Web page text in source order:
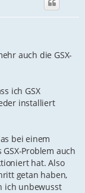
auch die GSX-
ich GSX
installiert
bei einem
Problem auch
hat. Also
getan haben,
ich unbewusst